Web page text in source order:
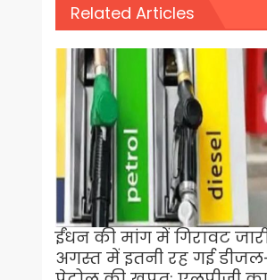
Related Articles
ईंधन की मांग में गिरावट
अगस्त में इतनी रह गई